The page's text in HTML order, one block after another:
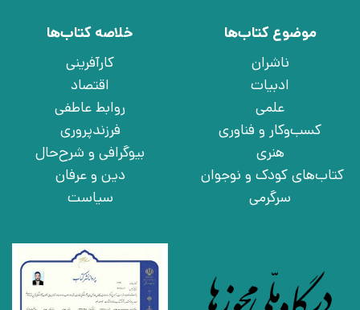
موضوع کتاب‌ها
ناشران
ادبیات
علمی
کسب‌وکار و فناوری
هنری
کتاب‌های کودک و نوجوان
سرگرمی
خلاصه کتاب‌ها
کارآفرینی
اقتصاد
روابط عاطفی
فرزندپروری
بیوگرافی و شرح‌حال
دین و عرفان
سیاست